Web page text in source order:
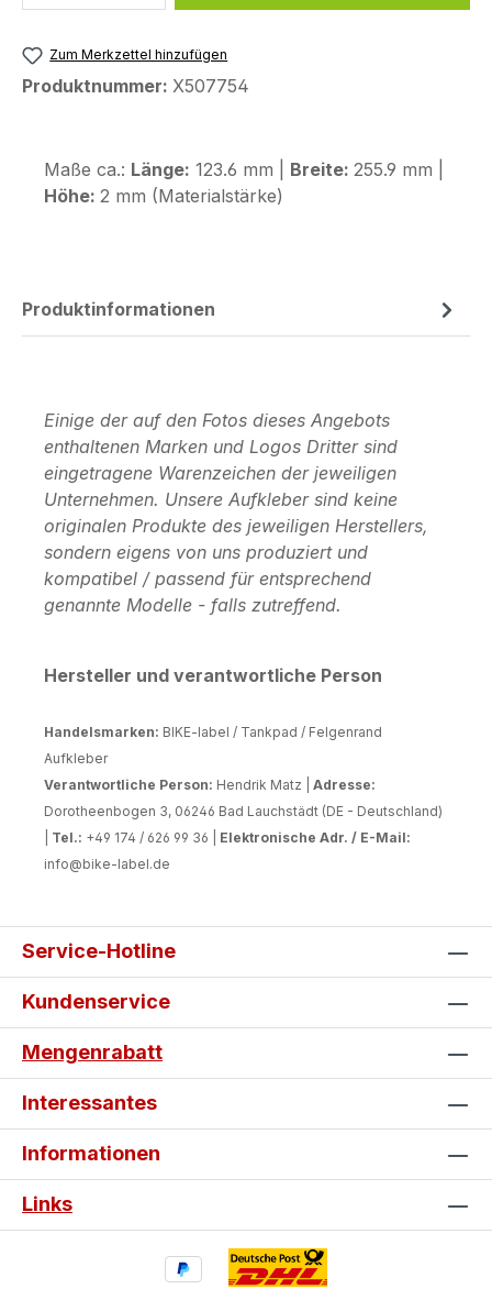
Zum Merkzettel hinzufügen
Produktnummer: X507754
Maße ca.: Länge: 123.6 mm | Breite: 255.9 mm |
Höhe: 2 mm (Materialstärke)
Produktinformationen
Einige der auf den Fotos dieses Angebots
enthaltenen Marken und Logos Dritter sind
eingetragene Warenzeichen der jeweiligen
Unternehmen. Unsere Aufkleber sind keine
originalen Produkte des jeweiligen Herstellers,
sondern eigens von uns produziert und
kompatibel / passend für entsprechend
genannte Modelle - falls zutreffend.
Hersteller und verantwortliche Person
Handelsmarken: BIKE-label / Tankpad / Felgenrand
Aufkleber
Verantwortliche Person: Hendrik Matz | Adresse:
Dorotheenbogen 3, 06246 Bad Lauchstädt (DE - Deutschland)
Tel.: +49 174 / 626 99 36 | Elektronische Adr. / E-Mail:
info@bike-label.de
Service-Hotline
Kundenservice
Mengenrabatt
Interessantes
Informationen
Links